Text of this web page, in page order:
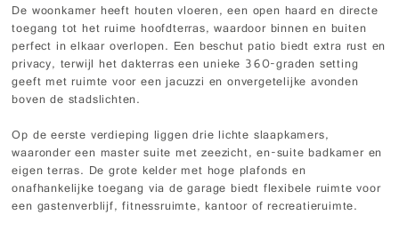
De woonkamer heeft houten vloeren, een open haard en directe
toegang tot het ruime hoofdterras, waardoor binnen en buiten
perfect in elkaar overlopen. Een beschut patio biedt extra rust en
privacy, terwijl het dakterras een unieke 360-graden setting
geeft met ruimte voor een jacuzzi en onvergetelijke avonden
boven de stadslichten.
Op de eerste verdieping liggen drie lichte slaapkamers,
waaronder een master suite met zeezicht, en-suite badkamer en
eigen terras. De grote kelder met hoge plafonds en
onafhankelijke toegang via de garage biedt flexibele ruimte voor
een gastenverblijf, fitnessruimte, kantoor of recreatieruimte.